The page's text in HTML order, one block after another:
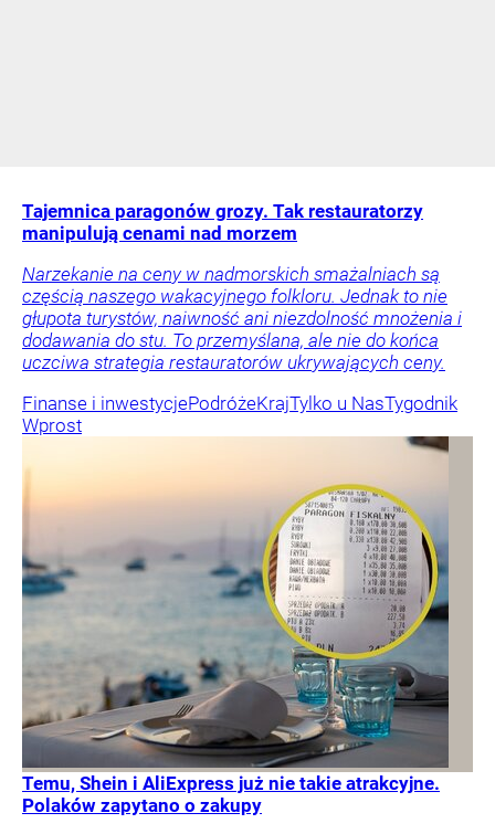
Tajemnica paragonów grozy. Tak restauratorzy
manipulują cenami nad morzem
Narzekanie na ceny w nadmorskich smażalniach są
częścią naszego wakacyjnego folkloru. Jednak to nie
głupota turystów, naiwność ani niezdolność mnożenia i
dodawania do stu. To przemyślana, ale nie do końca
uczciwa strategia restauratorów ukrywających ceny.
Finanse i inwestycjePodróżeKrajTylko u NasTygodnik
Wprost
Temu, Shein i AliExpress już nie takie atrakcyjne.
Polaków zapytano o zakupy